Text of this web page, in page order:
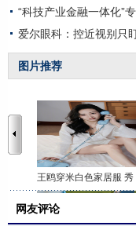
“科技产业金融一体化”
爱尔眼科：控近视别只
图片推荐
王鸥穿米白色家居服 秀
网友评论